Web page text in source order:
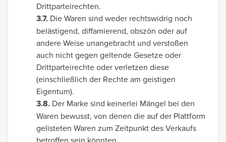
Drittparteirechten.
3.7. Die Waren sind weder rechtswidrig noch
belästigend, diffamierend, obszön oder auf
andere Weise unangebracht und verstoßen
auch nicht gegen geltende Gesetze oder
Drittparteirechte oder verletzen diese
(einschließlich der Rechte am geistigen
Eigentum).
3.8. Der Marke sind keinerlei Mängel bei den
Waren bewusst, von denen die auf der Plattform
gelisteten Waren zum Zeitpunkt des Verkaufs